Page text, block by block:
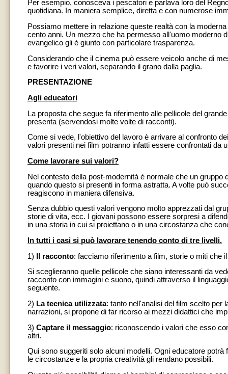
Per esempio, conosceva i pescatori e parlava loro del
quotidiana. In maniera semplice, diretta e con numerose
Possiamo mettere in relazione queste realtà con la
cento anni. Un mezzo che ha permesso all'uomo moderno
evangelico gli è giunto con particolare trasparenza.
Considerando che il cinema può essere veicolo anche di
e favorire i veri valori, separando il grano dalla paglia.
PRESENTAZIONE
Agli educatori
La proposta che segue fa riferimento alle pellicole del
presenta (servendosi molte volte di racconti).
Come si vede, l'obiettivo del lavoro è arrivare al confronto
valori presenti nei film potranno infatti essere confrontati da
Come lavorare sui valori?
Nel contesto della post-modernità è normale che un
quando questo si presenti in forma astratta. A volte può
reagiscono in maniera difensiva.
Senza dubbio questi valori vengono molto apprezzati dal
storie di vita, ecc. I giovani possono essere sorpresi a
in una storia in cui si proiettano o in una circostanza che
In tutti i casi si può lavorare tenendo conto di tre livelli.
1)
Il racconto: facciamo riferimento a film, storie o miti che
Si sceglieranno quelle pellicole che siano interessanti da
racconto con immagini e suono, quindi attraverso il
seguente.
2) La tecnica utilizzata: tanto nell'analisi del film scelto per
narrazioni, si propone di far ricorso ai mezzi didattici che
3) Captare il messaggio: riconoscendo i valori che esso
altri.
Qui sono suggeriti solo alcuni modelli. Ogni educatore
le circostanze e la propria creatività gli rendano possibili.